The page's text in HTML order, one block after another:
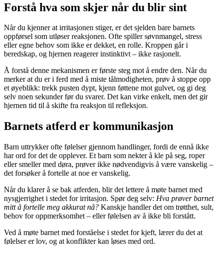
Forstå hva som skjer når du blir sint
Når du kjenner at irritasjonen stiger, er det sjelden bare barnets
oppførsel som utløser reaksjonen. Ofte spiller søvnmangel, stress
eller egne behov som ikke er dekket, en rolle. Kroppen går i
beredskap, og hjernen reagerer instinktivt – ikke rasjonelt.
Å forstå denne mekanismen er første steg mot å endre den. Når du
merker at du er i ferd med å miste tålmodigheten, prøv å stoppe opp
et øyeblikk: trekk pusten dypt, kjenn føttene mot gulvet, og gi deg
selv noen sekunder før du svarer. Det kan virke enkelt, men det gir
hjernen tid til å skifte fra reaksjon til refleksjon.
Barnets atferd er kommunikasjon
Barn uttrykker ofte følelser gjennom handlinger, fordi de ennå ikke
har ord for det de opplever. Et barn som nekter å kle på seg, roper
eller smeller med døra, prøver ikke nødvendigvis å være vanskelig –
det forsøker å fortelle at noe er vanskelig.
Når du klarer å se bak atferden, blir det lettere å møte barnet med
nysgjerrighet i stedet for irritasjon. Spør deg selv: Hva prøver barnet
mitt å fortelle meg akkurat nå? Kanskje handler det om trøtthet, sult,
behov for oppmerksomhet – eller følelsen av å ikke bli forstått.
Ved å møte barnet med forståelse i stedet for kjeft, lærer du det at
følelser er lov, og at konflikter kan løses med ord.